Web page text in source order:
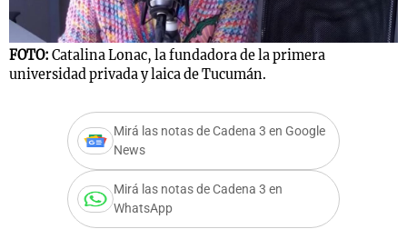
FOTO: Catalina Lonac, la fundadora de la primera
universidad privada y laica de Tucumán.
Mirá las notas de Cadena 3 en Google
News
Mirá las notas de Cadena 3 en
WhatsApp